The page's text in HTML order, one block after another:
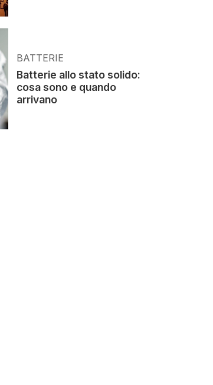
BATTERIE
Batterie allo stato solido:
cosa sono e quando
arrivano